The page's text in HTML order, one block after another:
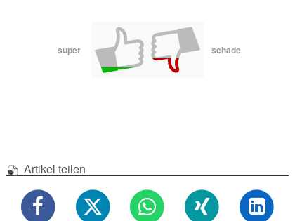
super schade
Artikel teilen